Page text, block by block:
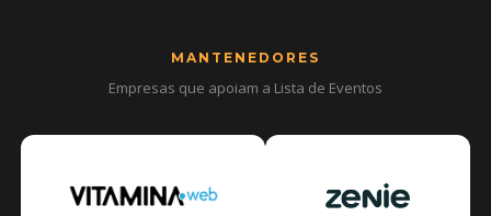
MANTENEDORES
Empresas que apoiam a Lista de Eventos